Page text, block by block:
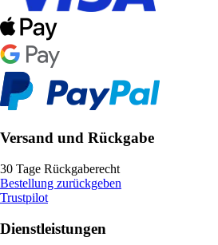
Versand und Rückgabe
30 Tage Rückgaberecht
Bestellung zurückgeben
Trustpilot
Dienstleistungen